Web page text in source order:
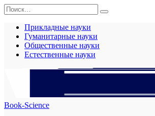
Перейти
к
содержанию
Search
for:
Прикладные науки
Гуманитарные науки
Общественные науки
Естественные науки
Book-Science